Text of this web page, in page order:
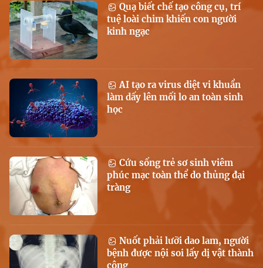
Quạ biết chế tạo công cụ, trí
tuệ loài chim khiến con người
kinh ngạc
AI tạo ra virus diệt vi khuẩn
làm dấy lên mối lo an toàn sinh
học
Cứu sống trẻ sơ sinh viêm
phúc mạc toàn thể do thủng đại
tràng
Nuốt phải lưỡi dao lam, người
bệnh được nội soi lấy dị vật thành
công